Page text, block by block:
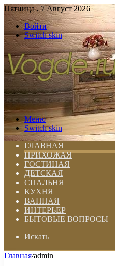
Пятница , 7 Август 2026
Войти
Switch skin
Меню
Switch skin
ГЛАВНАЯ
ПРИХОЖАЯ
ГОСТИНАЯ
ДЕТСКАЯ
СПАЛЬНЯ
КУХНЯ
ВАННАЯ
ИНТЕРЬЕР
БЫТОВЫЕ ВОПРОСЫ
Искать
Главная/admin